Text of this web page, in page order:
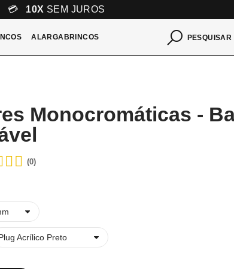
💳 10X SEM JUROS
ALARGABRINCOS PESQUISAR
Monocromáticas -
(0)